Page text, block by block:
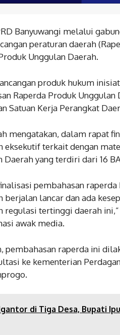
Banyuwangi melalui
peraturan daerah
Unggulan Daerah.
produk hukum
Raperda Produk
Satuan Kerja Perangkat
mengatakan, dalam rapat
eksekutif terkait dengan
Daerah yang terdiri dari 16
pembahasan
berjalan lancar dan ada
regulasi tertinggi daerah
awak media.
pembahasan raperda ini
ke kementerian
di Tiga Desa, Bupati